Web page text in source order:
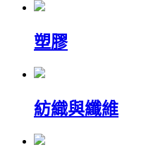
塑膠
紡織與纖維